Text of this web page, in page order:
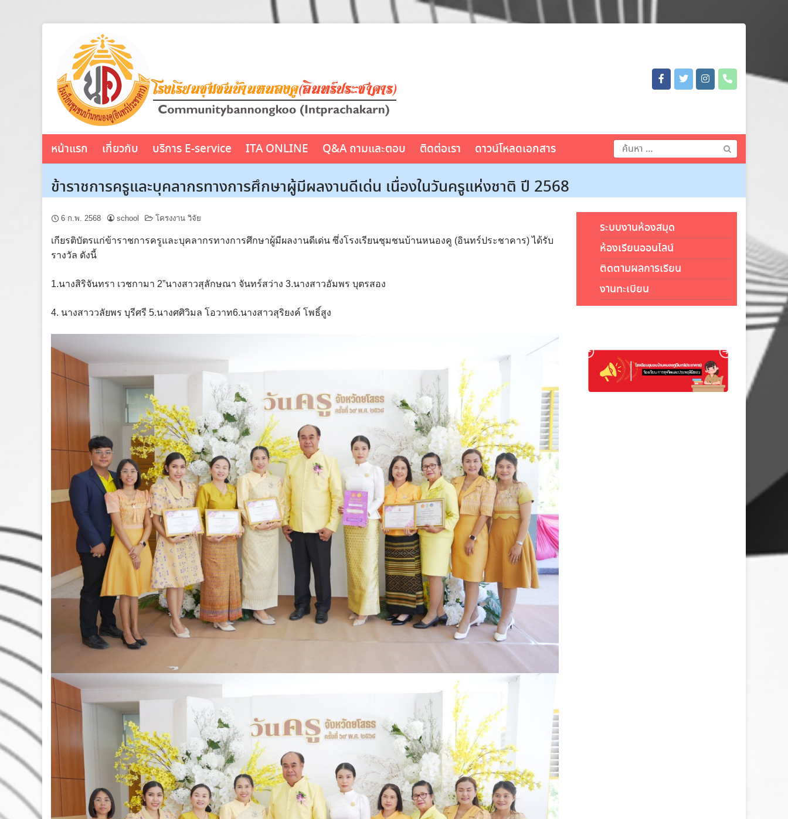
หน้าแรก เกี่ยวกับ บริการ E-service ITA ONLINE Q&A ถามและตอบ ติดต่อเรา ดาวน์โหลดเอกสาร
ค้นหา
สำหรับ:
ข้าราชการครูและบุคลากรทางการศึกษาผู้มีผลงานดีเด่น เนื่องในวันครูแห่งชาติ ปี 2568
6 ก.พ. 2568 school โครงงาน วิจัย
เกียรติบัตรแก่ข้าราชการครูและบุคลากรทางการศึกษาผู้มีผลงานดีเด่น ซึ่งโรงเรียนชุมชนบ้านหนองคู (อินทร์ประชาคาร) ได้รับ
รางวัล ดังนี้
1.นางสิริจันทรา เวชกามา 2”นางสาวสุลักษณา จันทร์สว่าง 3.นางสาวอัมพร บุตรสอง
4. นางสาววลัยพร บุรีศรี 5.นางศศิวิมล โอวาท6.นางสาวสุริยงค์ โพธิ์สูง
ระบบงานห้องสมุด
ห้องเรียนออนไลน์
ติดตามผลการเรียน
งานทะเบียน